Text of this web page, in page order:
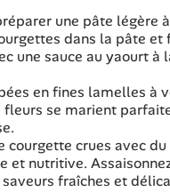
une pâte légère
dans la pâte et
une sauce au yaourt à
en fines lamelles à
se marient
crues avec
et nutritive.
fraîches et